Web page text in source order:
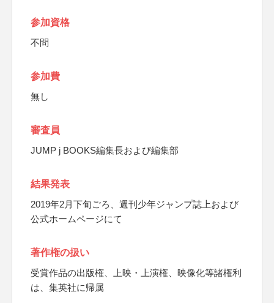
参加資格
不問
参加費
無し
審査員
JUMP j BOOKS編集長および編集部
結果発表
2019年2月下旬ごろ、週刊少年ジャンプ誌上および
公式ホームページにて
著作権の扱い
受賞作品の出版権、上映・上演権、映像化等諸権利
は、集英社に帰属